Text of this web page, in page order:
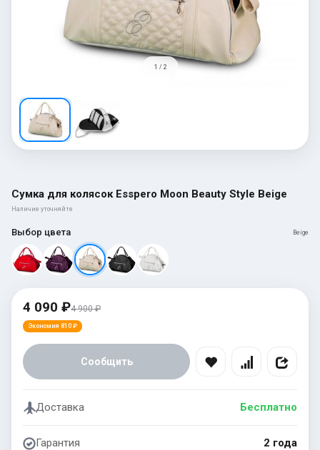
1 / 2
Сумка для колясок Esspero Moon Beauty Style Beige
Наличие уточняйте
Выбор цвета Beige
4 090 ₽4 900 ₽
Экономия 810 ₽
Сообщить
Доставка Бесплатно
Гарантия 2 года